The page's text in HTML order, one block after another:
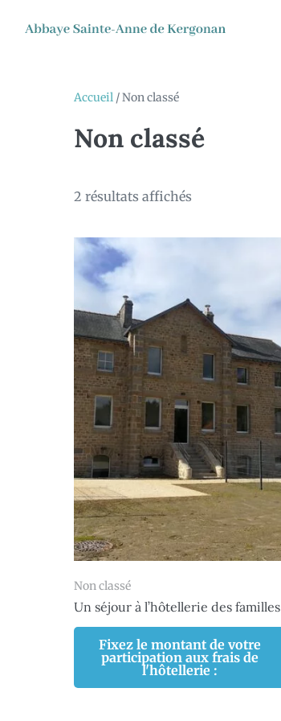
Accueil / Non classé
Non classé
2 résultats affichés
Non classé
Un séjour à l’hôtellerie des familles
Fixez le montant de votre
participation aux frais de
l'hôtellerie :